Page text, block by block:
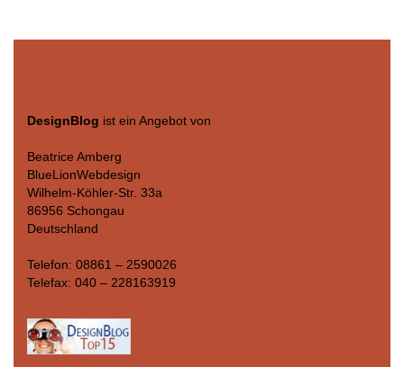
DesignBlog ist ein Angebot von
Beatrice Amberg
BlueLionWebdesign
Wilhelm-Köhler-Str. 33a
86956 Schongau
Deutschland
Telefon: 08861 – 2590026
Telefax: 040 – 228163919